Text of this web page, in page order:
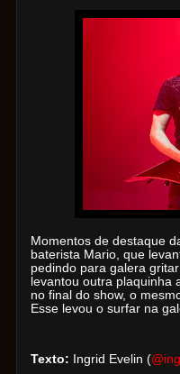
Momentos de destaque
baterista Mario, que
pedindo para galera
levantou outra plaquinha
no final do show, o
Esse levou o surfar na
Texto: Ingrid Evelin (